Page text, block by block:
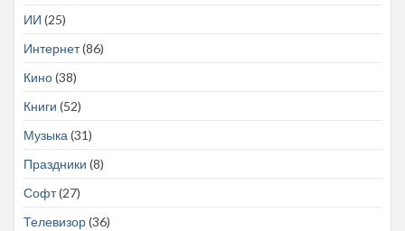
ИИ (25)
Интернет(86)
Кино(38)
Книги (52)
Музыка(31)
Праздники (8)
Софт(27)
Телевизор(36)